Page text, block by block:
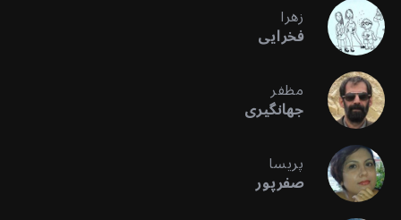
زهرا
فخرایی
مظفر
جهانگیری
پریسا
صفرپور